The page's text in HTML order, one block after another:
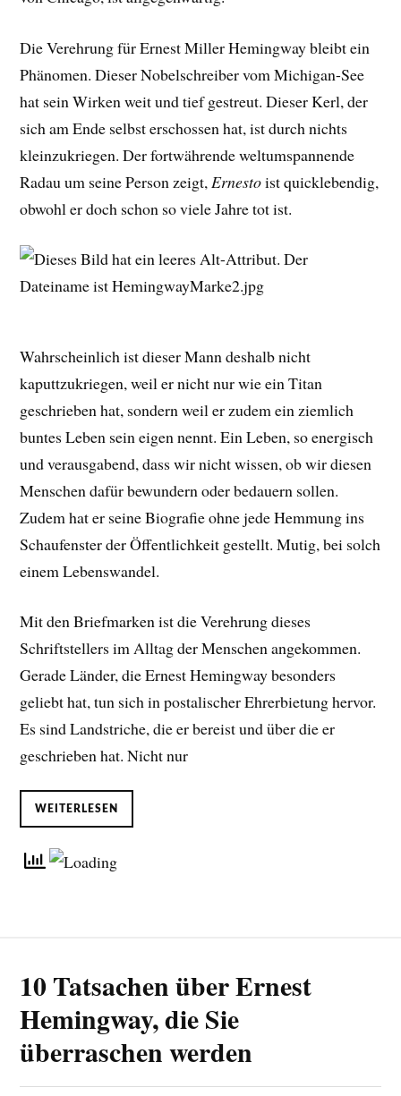
Die Verehrung für Ernest Miller Hemingway bleibt ein
Phänomen. Dieser Nobelschreiber vom Michigan-See
hat sein Wirken weit und tief gestreut. Dieser Kerl, der
sich am Ende selbst erschossen hat, ist durch nichts
kleinzukriegen. Der fortwährende weltumspannende
Radau um seine Person zeigt, Ernestoist quicklebendig,
obwohl er doch schon so viele Jahre tot ist.
Wahrscheinlich ist dieser Mann deshalb nicht
kaputtzukriegen, weil er nicht nur wie ein Titan
geschrieben hat, sondern weil er zudem ein ziemlich
buntes Leben sein eigen nennt. Ein Leben, so energisch
und verausgabend, dass wir nicht wissen, ob wir diesen
Menschen dafür bewundern oder bedauern sollen.
Zudem hat er seine Biografie ohne jede Hemmung ins
Schaufenster der Öffentlichkeit gestellt. Mutig, bei solch
einem Lebenswandel.
Mit den Briefmarken ist die Verehrung dieses
Schriftstellers im Alltag der Menschen angekommen.
Gerade Länder, die Ernest Hemingway besonders
geliebt hat, tun sich in postalischer Ehrerbietung hervor.
Es sind Landstriche, die er bereist und über die er
geschrieben hat. Nicht nur
WEITERLESEN
10 Tatsachen über Ernest
Hemingway, die Sie
überraschen werden